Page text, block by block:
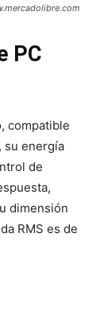
PC
compatible
su energía
de
dimensión
RMS es de